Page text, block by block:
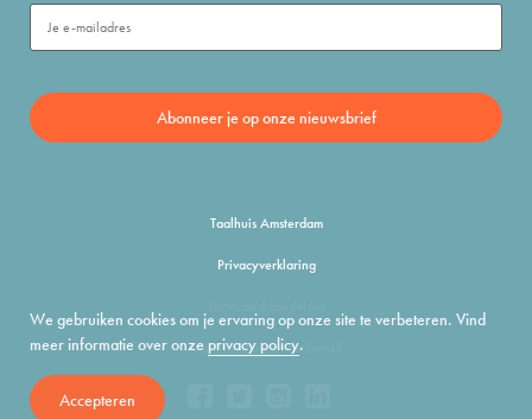
We gebruiken cookies om je ervaring op onze site te verbeteren. Vind
meer informatie over onzeprivacy policy.
Accepteren
Taalhuis Amsterdam
Privacyverklaring
info@taalhuisamsterdam.nl